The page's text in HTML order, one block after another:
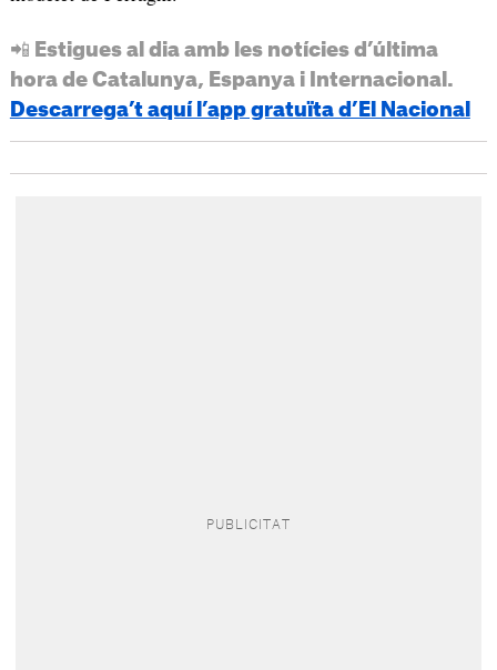
📲 Estigues al dia amb les notícies d’última
hora de Catalunya, Espanya i Internacional.
Descarrega’t aquí l’app gratuïta d’El Nacional